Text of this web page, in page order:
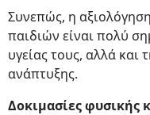
Συνεπώς, η
παιδιών είναι πολύ
υγείας τους, αλλά και
ανάπτυξης.
Δοκιμασίες φυσικής